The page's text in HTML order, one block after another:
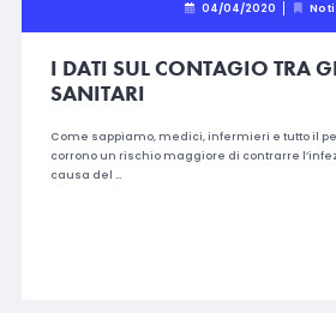
04/04/2020
I DATI SUL CONTAGIO TRA
SANITARI
Come sappiamo, medici, infermieri e tutto il
corrono un rischio maggiore di contrarre
causa del …